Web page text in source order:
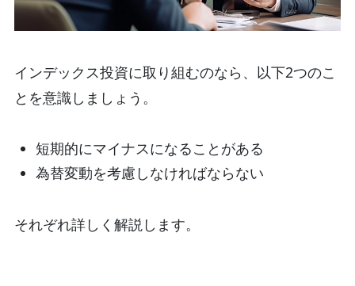
インデックス投資に取り組むのなら、以下2つのこ
とを意識しましょう。
短期的にマイナスになることがある
為替変動を考慮しなければならない
それぞれ詳しく解説します。